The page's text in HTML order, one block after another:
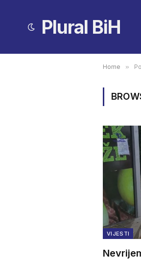
Plural BiH
Home »
VIJESTI